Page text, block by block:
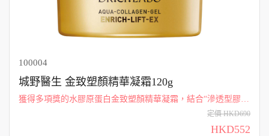
100004
城野醫生 金致塑顏精華凝霜120g
獲得多項獎的水膠原蛋白金致塑顏精華凝霜，結合“滲透型膠原
蛋白”和“滲透型玻尿酸”，雙重滋潤並提升肌膚緊實度。定價 HKD690
HKD552